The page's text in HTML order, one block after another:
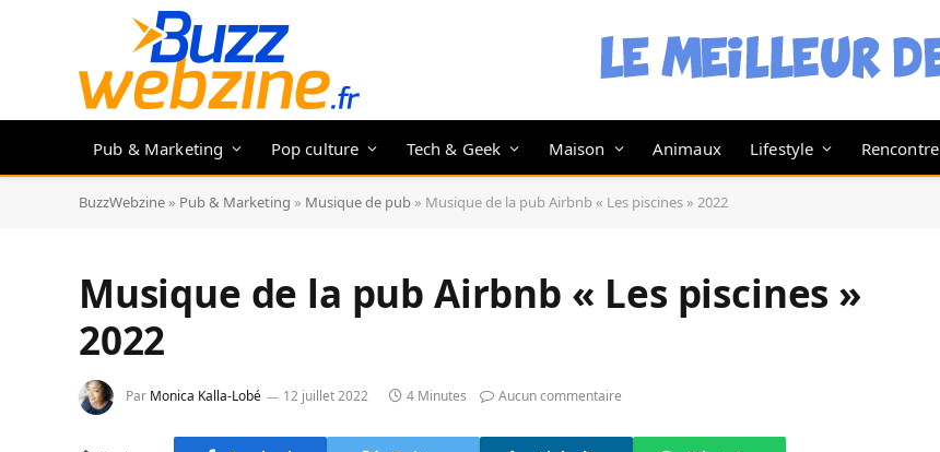
Pub & Marketing Pop culture Tech & Geek Maison Animaux Lifestyle Rencontre
BuzzWebzine » Pub & Marketing » Musique de pub » Musique de la pub Airbnb « Les piscines » 2022
Musique de la pub Airbnb « Les piscines »
2022
Par Monica Kalla-Lobé 12 juillet 2022 4 Minutes Aucun commentaire